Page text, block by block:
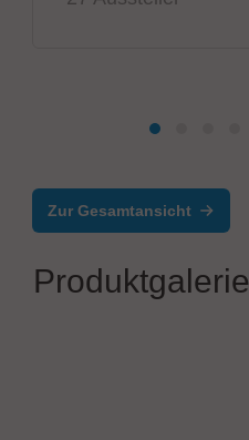
Zur Gesamtansicht
Produktgalerie